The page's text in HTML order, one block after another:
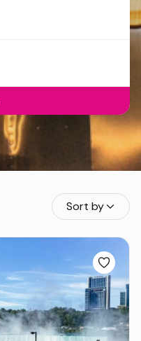
Sort by